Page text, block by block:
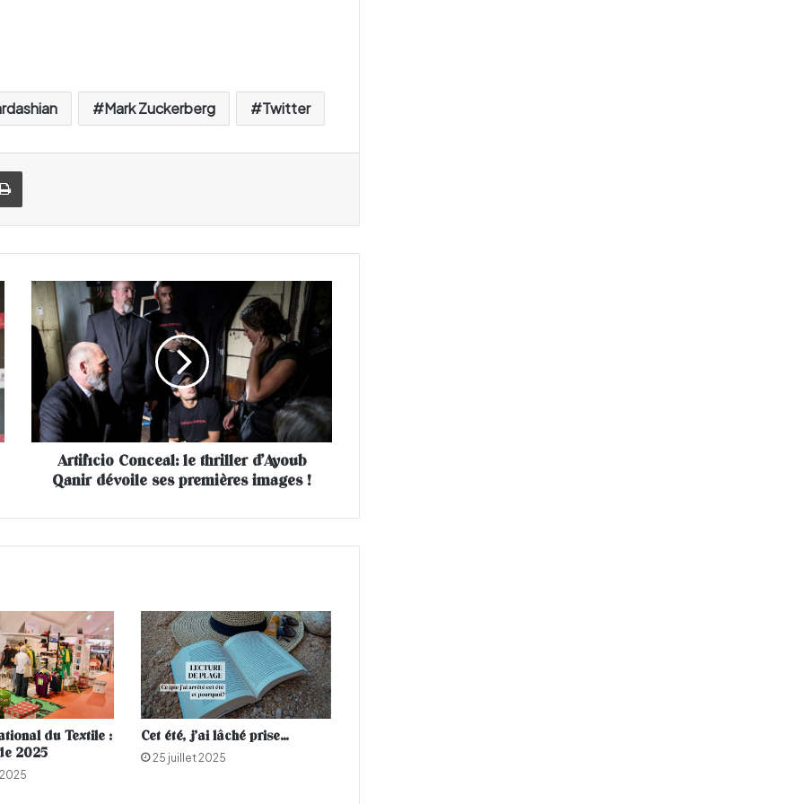
Mark Zuckerberg Twitter
A
t
c
o
c
l
e
t
h
r
i
l
l
e
Artificio Conceal: le thriller d’Ayoub
Qanir dévoile ses premières images !
du Textile :
2025
Cet été, j’ai lâché prise…
25 juillet 2025